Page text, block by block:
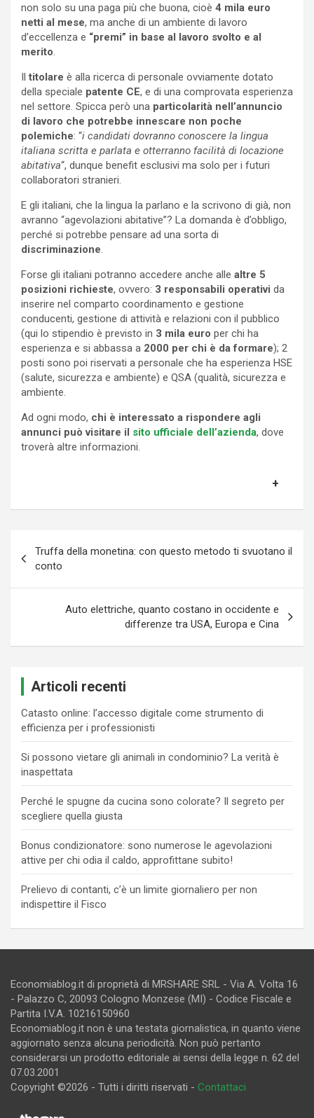
non solo su una paga più che buona, cioè 4 mila euro
netti al mese, ma anche di un ambiente di lavoro
d’eccellenza e “premi” in base al lavoro svolto e al
merito
Iltitolare è alla ricerca di personale ovviamente dotato
della speciale patente CE, e di una comprovata esperienza
nel settore. Spicca però una particolarità nell’annuncio
di lavoro che potrebbe innescare non poche
polemiche: “i candidati dovranno conoscere la lingua
italiana scritta e parlata e otterranno facilità di locazione
abitativa“, dunque benefit esclusivi ma solo per i futuri
collaboratori stranieri.
E gli italiani, che la lingua la parlano e la scrivono di già, non
avranno “agevolazioni abitative”? La domanda è d’obbligo,
perché si potrebbe pensare ad una sorta di
discriminazione
Forse gli italiani potranno accedere anche alle altre 5
posizioni richieste, ovvero: 3 responsabili operativi da
inserire nel comparto coordinamento e gestione
conducenti, gestione di attività e relazioni con il pubblico
(qui lo stipendio è previsto in 3 mila euro per chi ha
esperienza e si abbassa a 2000 per chi è da formare); 2
posti sono poi riservati a personale che ha esperienza HSE
(salute, sicurezza e ambiente) e QSA (qualità, sicurezza e
ambiente.
Ad ogni modo, chi è interessato a rispondere agli
annunci può visitare il sito ufficiale dell’azienda, dove
troverà altre informazioni.
articoli
Truffa della monetina: con questo metodo ti svuotano il
conto
Auto elettriche, quanto costano in occidente e
differenze tra USA, Europa e Cina
Articoli recenti
Catasto online: l’accesso digitale come strumento di
efficienza per i professionisti
Si possono vietare gli animali in condominio? La verità è
inaspettata
Perché le spugne da cucina sono colorate? Il segreto per
scegliere quella giusta
Bonus condizionatore: sono numerose le agevolazioni
attive per chi odia il caldo, approfittane subito!
Prelievo di contanti, c’è un limite giornaliero per non
indispettire il Fisco
Economiablog.it di proprietà di MRSHARE SRL - Via A. Volta 16
- Palazzo C, 20093 Cologno Monzese (MI) - Codice Fiscale e
Partita I.V.A. 10216150960
Economiablog.it non è una testata giornalistica, in quanto viene
aggiornato senza alcuna periodicità. Non può pertanto
considerarsi un prodotto editoriale ai sensi della legge n. 62 del
07.03.2001
Copyright ©2026 - Tutti i diritti riservati - Contattaci